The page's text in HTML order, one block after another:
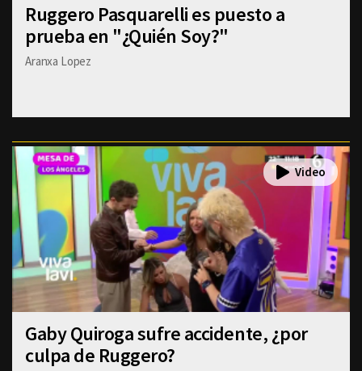
Ruggero Pasquarelli es puesto a
prueba en "¿Quién Soy?"
Aranxa Lopez
Gaby Quiroga sufre accidente, ¿por
culpa de Ruggero?